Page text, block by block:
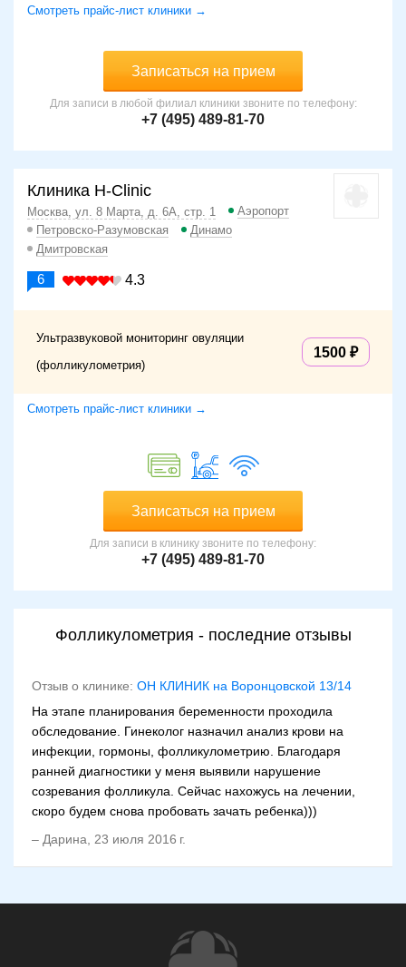
Смотреть прайс-лист клиники →
Записаться на прием
Для записи в любой филиал клиники звоните по телефону:
+7 (495) 489-81-70
Клиника H-Clinic
Москва, ул. 8 Марта, д. 6А, стр. 1
Аэропорт
Петровско-Разумовская
Динамо
Дмитровская
6 4.3
Ультразвуковой мониторинг овуляции
(фолликулометрия)
1500
Смотреть прайс-лист клиники →
Записаться на прием
Для записи в клинику звоните по телефону:
+7 (495) 489-81-70
Фолликулометрия - последние отзывы
Отзыв о клинике: ОН КЛИНИК на Воронцовской 13/14
На этапе планирования беременности проходила
обследование. Гинеколог назначил анализ крови на
инфекции, гормоны, фолликулометрию. Благодаря
ранней диагностики у меня выявили нарушение
созревания фолликула. Сейчас нахожусь на лечении,
скоро будем снова пробовать зачать ребенка)))
– Дарина, 23 июля 2016 г.